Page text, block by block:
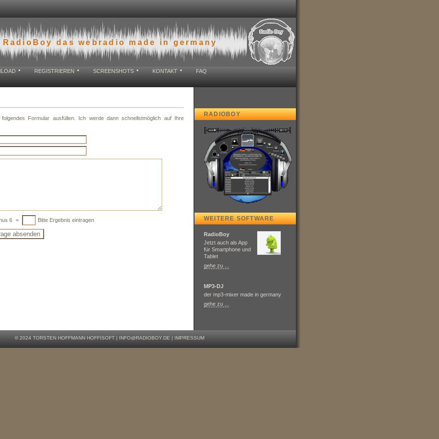
RadioBoy das webradio made in germany
REGISTRIEREN SCREENSHOTS KONTAKT FAQ
RADIOBOY
WEITERE SOFTWARE
RadioBoy
Jetzt auch als App
für Smartphone und
Tablet
gehe zu ...
MP3-DJ
der mp3-mixer made in germany
gehe zu ...
Formular ausfüllen. Ich werde dann schnellstmöglich auf Ihre
6 = Bitte Ergebnis eintragen
© 2024 TORSTEN HOFFMANN HOFFISOFT| INFO@RADIOBOY.DE | IMPRESSUM